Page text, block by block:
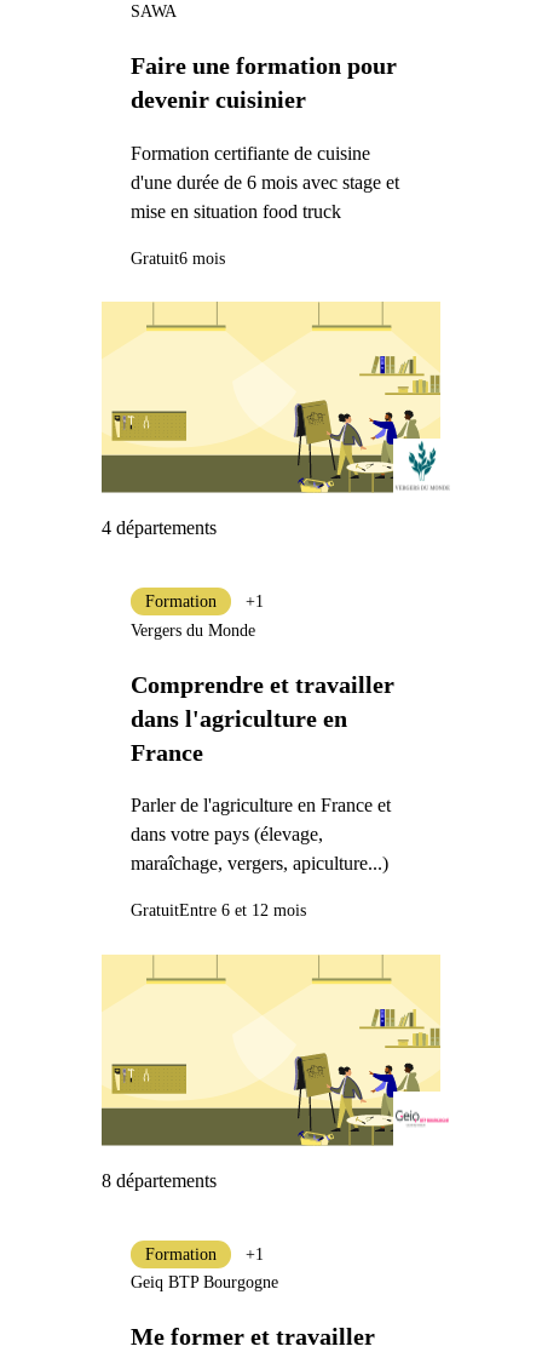
Faire une formation pour
devenir cuisinier
Formation certifiante de cuisine
d'une durée de 6 mois avec stage et
mise en situation food truck
SAWA
Gratuit6 mois
4 départements
Comprendre et travailler
dans l'agriculture en
France
Parler de l'agriculture en France et
dans votre pays (élevage,
maraîchage, vergers, apiculture...)
Formation
+1
Vergers du Monde
GratuitEntre 6 et 12 mois
8 départements
Me former et travailler
Formation
+1
Geiq BTP Bourgogne